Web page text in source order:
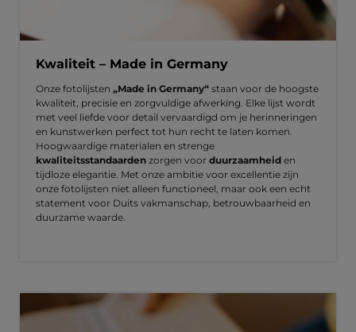
Kwaliteit – Made in Germany
Onze fotolijsten „Made in Germany“ staan voor de hoogste
kwaliteit, precisie en zorgvuldige afwerking. Elke lijst wordt
met veel liefde voor detail vervaardigd om je herinneringen
en kunstwerken perfect tot hun recht te laten komen.
Hoogwaardige materialen en strenge
kwaliteitsstandaarden zorgen voor duurzaamheid en
tijdloze elegantie. Met onze ambitie voor excellentie zijn
onze fotolijsten niet alleen functioneel, maar ook een echt
statement voor Duits vakmanschap, betrouwbaarheid en
duurzame waarde.